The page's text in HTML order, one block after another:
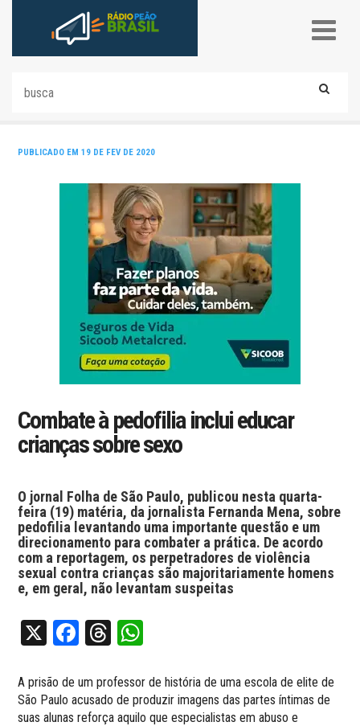
PUBLICADO EM 19 DE FEV DE 2020
Combate à pedofilia inclui educar
crianças sobre sexo
O jornal Folha de São Paulo, publicou nesta quarta-
feira (19) matéria, da jornalista Fernanda Mena, sobre
pedofilia levantando uma importante questão e um
direcionamento para combater a prática. De acordo
com a reportagem, os perpetradores de violência
sexual contra crianças são majoritariamente homens
e, em geral, não levantam suspeitas
X Facebook
Threads
A prisão de um professor de história de uma escola de elite de
São Paulo acusado de produzir imagens das partes íntimas de
suas alunas reforça aquilo que especialistas em abuso e